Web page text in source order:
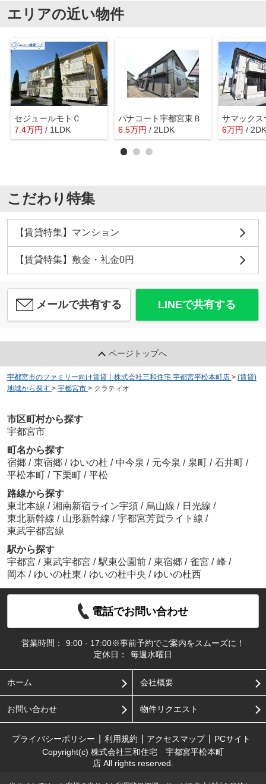
エリアの近い物件
セジュールモトＣ
7.4万円 / 1LDK
パナコート宇都宮東Ｂ
6.5万円 / 2LDK 6万円 / 2DK
こだわり特集
【賃貸特集】マンション
【賃貸特集】敷金・礼金0円
メールで共有する LINEで共有する
ページトップへ
宇都宮市のファミリー向け賃貸｜株式会社三和住宅 宇都宮平松本町店 > (賃貸)
地域から探す > 宇都宮市 > クラティオ
市区町村から探す
宇都宮市
町名から探す
宿郷 / 東宿郷 / ゆいの杜 / 中今泉 / 元今泉 / 泉町 / 石井町 /
平松本町 / 下栗町 / 平松
路線から探す
東北本線 / 湘南新宿ライン宇須 / 烏山線 / 日光線 /
東北新幹線 / 山形新幹線 / 宇都宮芳賀ライト線 /
東武宇都宮線
駅から探す
宇都宮 / 東武宇都宮 / 駅東公園前 / 東宿郷 / 雀宮 / 峰 /
岡本 / ゆいの杜東 / ゆいの杜中央 / ゆいの杜西
電話でお問い合わせ
営業時間：
9:00 - 17:00※事前予約でご案内をスムーズに！
定休日：
毎週水曜日
ホーム 会社概要
お問い合わせ 物件リクエスト
プライバシーポリシー 利用規約 アクセスマップ
PCサイト
Copyright(c) 株式会社三和住宅 宇都宮平松本町
店 All rights reserved.